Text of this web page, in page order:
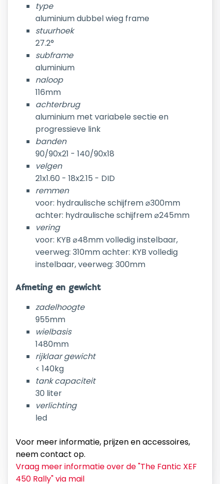
type
aluminium dubbel wieg frame
stuurhoek
27.2°
subframe
aluminium
naloop
116mm
achterbrug
aluminium met variabele sectie en
progressieve link
banden
90/90x21 - 140/90x18
velgen
21x1.60 - 18x2.15 - DID
remmen
voor: hydraulische schijfrem ⌀300mm
achter: hydraulische schijfrem ⌀245mm
vering
voor: KYB ⌀48mm volledig instelbaar,
veerweg: 310mm achter: KYB volledig
instelbaar, veerweg: 300mm
Afmeting en gewicht
zadelhoogte
955mm
wielbasis
1480mm
rijklaar gewicht
< 140kg
tank capaciteit
30 liter
verlichting
led
Voor meer informatie, prijzen en accessoires,
neem contact op.
Vraag meer informatie over de "The Fantic XEF
450 Rally" via mail